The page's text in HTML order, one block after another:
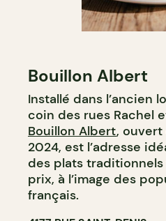
Bouillon Albert
Installé dans l’ancien
coin des rues Rachel
Bouillon Albert,
2024, est l’adresse
des plats
prix, à l’image des
français.